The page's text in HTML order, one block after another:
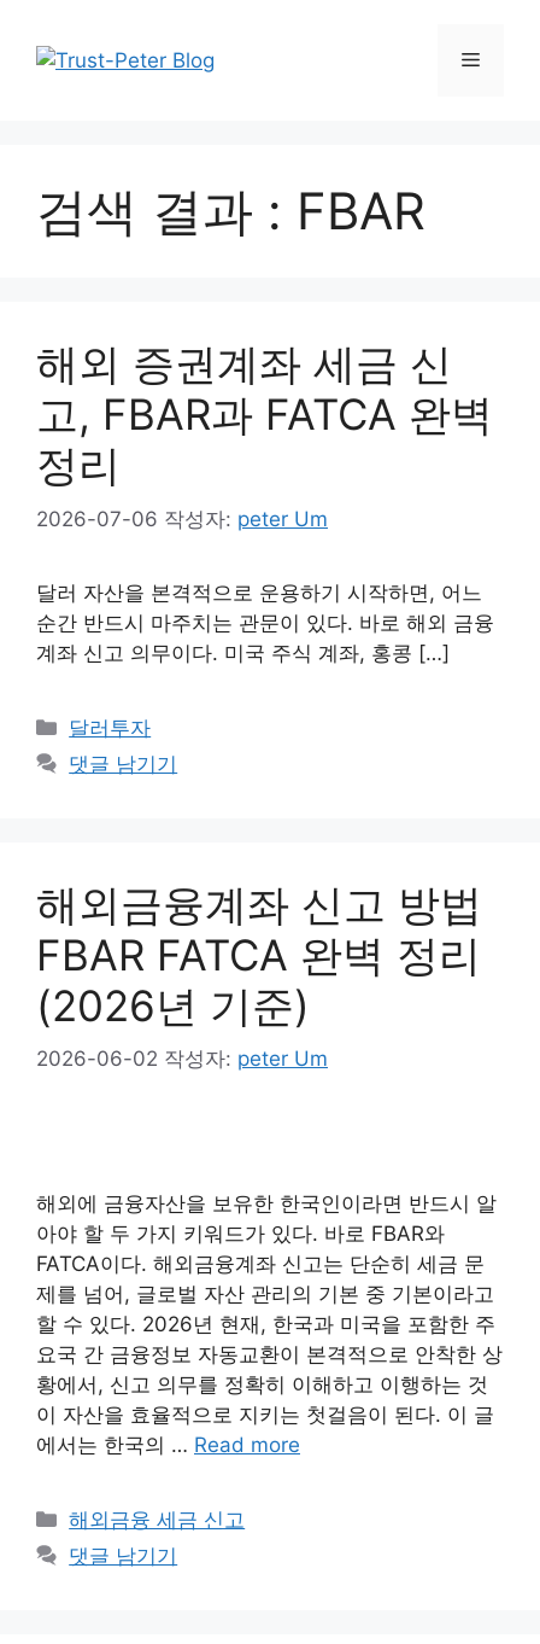
메
검색 결과 : FBAR
해외 증권계좌 세금 신
고, FBAR과 FATCA 완벽
정리
2026-07-06 작성자: peter Um
달러 자산을 본격적으로 운용하기 시작하면, 어느
순간 반드시 마주치는 관문이 있다. 바로 해외 금융
계좌 신고 의무이다. 미국 주식 계좌, 홍콩 […]
카
테
고
달러투자
댓글 남기기
해외금융계좌 신고 방법
FBAR FATCA 완벽 정리
(2026년 기준)
2026-06-02 작성자: peter Um
해외에 금융자산을 보유한 한국인이라면 반드시 알
아야 할 두 가지 키워드가 있다. 바로 FBAR와
FATCA이다. 해외금융계좌 신고는 단순히 세금 문
제를 넘어, 글로벌 자산 관리의 기본 중 기본이라고
할 수 있다. 2026년 현재, 한국과 미국을 포함한 주
요국 간 금융정보 자동교환이 본격적으로 안착한 상
황에서, 신고 의무를 정확히 이해하고 이행하는 것
이 자산을 효율적으로 지키는 첫걸음이 된다. 이 글
에서는 한국의 … Read more
카
테
해외금융 세금 신고
댓글 남기기